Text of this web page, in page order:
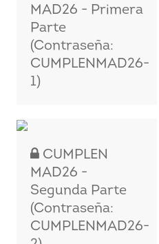
MAD26 - Primera
Parte
(Contraseña:
CUMPLENMAD26-
1)
CUMPLEN
MAD26 -
Segunda Parte
(Contraseña:
CUMPLENMAD26-